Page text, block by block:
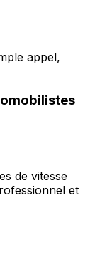
appel,
de vitesse
et